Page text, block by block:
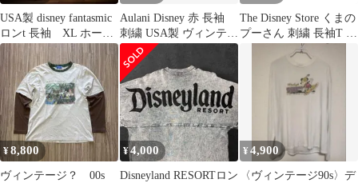
USA製 disney fantasmic
ロンt 長袖 XL ホール
多数 白
Aulani Disney 赤 長袖
刺繍 USA製 ヴィンテー
ジ ラメ加工
The Disney Store くまの
プーさん 刺繍 長袖T ヘ
ンリーネック
¥8,800
ヴィンテージ？ 00s
¥4,000
Disneyland RESORTロン
¥4,900
〈ヴィンテージ90s〉デ